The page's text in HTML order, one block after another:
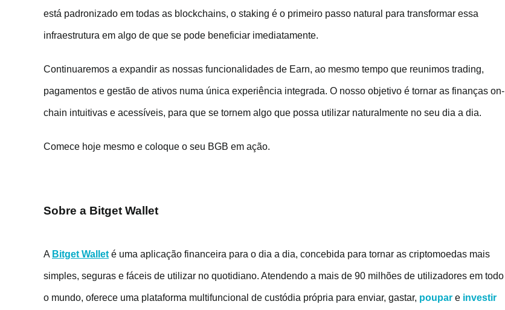
está padronizado em todas as blockchains, o staking é o primeiro passo natural para transformar essa
infraestrutura em algo de que se pode beneficiar imediatamente.
Continuaremos a expandir as nossas funcionalidades de Earn, ao mesmo tempo que reunimos trading,
pagamentos e gestão de ativos numa única experiência integrada. O nosso objetivo é tornar as finanças on-
chain intuitivas e acessíveis, para que se tornem algo que possa utilizar naturalmente no seu dia a dia.
Comece hoje mesmo e coloque o seu BGB em ação.
Sobre a Bitget Wallet
A Bitget Wallet é uma aplicação financeira para o dia a dia, concebida para tornar as criptomoedas mais
simples, seguras e fáceis de utilizar no quotidiano. Atendendo a mais de 90 milhões de utilizadores em todo
o mundo, oferece uma plataforma multifuncional de custódia própria para enviar, gastar, poupar e investir